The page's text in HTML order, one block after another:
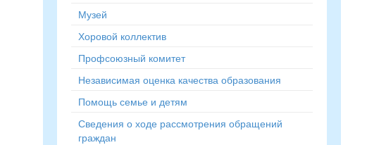
Музей
Хоровой коллектив
Профсоюзный комитет
Независимая оценка качества образования
Помощь семье и детям
Сведения о ходе рассмотрения обращений
граждан